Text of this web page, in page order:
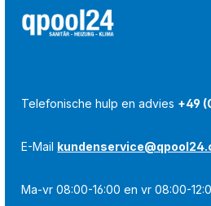
Telefonische hulp en advies +49
E-Mail
Ma-vr 08:00-16:00 en vr 08:00-